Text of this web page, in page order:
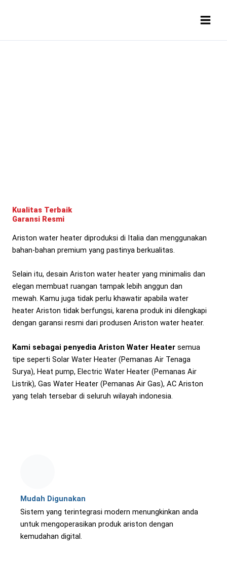
Kualitas Terbaik
Garansi Resmi
Ariston water heater diproduksi di Italia dan menggunakan
bahan-bahan premium yang pastinya berkualitas.
Selain itu, desain Ariston water heater yang minimalis dan
elegan membuat ruangan tampak lebih anggun dan
mewah. Kamu juga tidak perlu khawatir apabila water
heater Ariston tidak berfungsi, karena produk ini dilengkapi
dengan garansi resmi dari produsen Ariston water heater.
Kami sebagai penyedia Ariston Water Heater semua
tipe seperti Solar Water Heater (Pemanas Air Tenaga
Surya), Heat pump, Electric Water Heater (Pemanas Air
Listrik), Gas Water Heater (Pemanas Air Gas), AC Ariston
yang telah tersebar di seluruh wilayah indonesia.
Mudah Digunakan
Sistem yang terintegrasi modern menungkinkan anda
untuk mengoperasikan produk ariston dengan
kemudahan digital.